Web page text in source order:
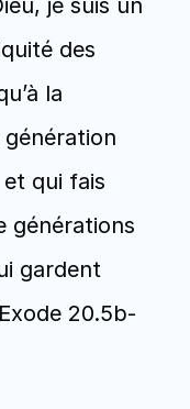
je suis un
des
la
qui fais
générations
gardent
20.5b-